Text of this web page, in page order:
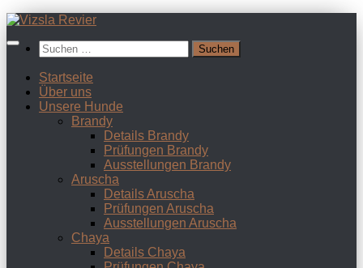
Zum
springenSuchen
nach:
Startseite
Über uns
Unsere Hunde
Brandy
Details Brandy
Prüfungen Brandy
Ausstellungen Brandy
Aruscha
Details Aruscha
Prüfungen Aruscha
Ausstellungen Aruscha
Chaya
Details Chaya